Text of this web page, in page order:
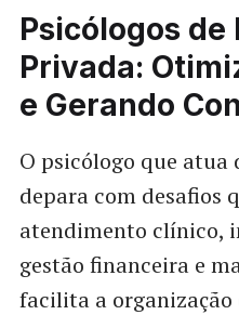
Psicólogos de
Privada:
e Gerando
O psicólogo que atua
depara com desafios
atendimento clínico,
gestão financeira e
facilita a